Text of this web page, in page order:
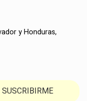
y Honduras,
SUSCRIBIRME